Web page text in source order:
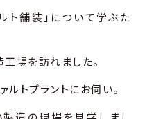
ト舗装」について学ぶた
場を訪れました。
トプラントにお伺い。